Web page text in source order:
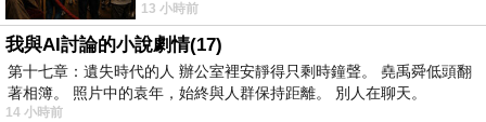
出一種慈祥的微笑，然後問你是不是陪小
13 小時前
我與AI討論的小說劇情(17)
第十七章：遺失時代的人 辦公室裡安靜得只剩時鐘聲。 堯禹舜低頭翻
著相簿。 照片中的袁年，始終與人群保持距離。 別人在聊天。
14 小時前